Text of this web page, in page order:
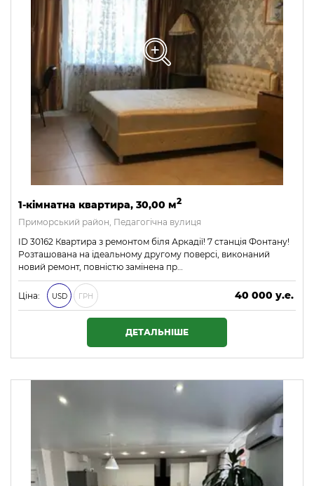
1-кімнатна квартира, 30,00 м2
Приморський район, Педагогічна вулиця
ID 30162 Квартира з ремонтом біля Аркадії! 7 станція Фонтану!
Розташована на ідеальному другому поверсі, виконаний
новий ремонт, повністю замінена пр…
Ціна: USD ГРН
40 000 у.е.
1 720 000 ₴
ДЕТАЛЬНІШЕ